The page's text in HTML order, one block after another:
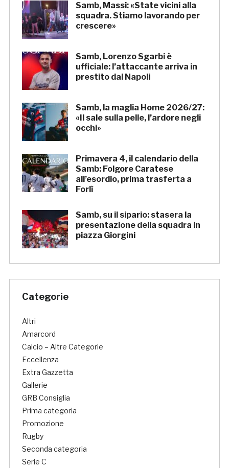
Samb, Massi: «State vicini alla
squadra. Stiamo lavorando per
crescere»
Samb, Lorenzo Sgarbi è
ufficiale: l’attaccante arriva in
prestito dal Napoli
Samb, la maglia Home 2026/27:
«Il sale sulla pelle, l’ardore negli
occhi»
Primavera 4, il calendario della
Samb: Folgore Caratese
all’esordio, prima trasferta a
Forlì
Samb, su il sipario: stasera la
presentazione della squadra in
piazza Giorgini
Categorie
Altri
Amarcord
Calcio – Altre Categorie
Eccellenza
Extra Gazzetta
Gallerie
GRB Consiglia
Prima categoria
Promozione
Rugby
Seconda categoria
Serie C